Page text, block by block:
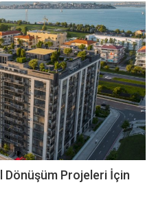
Dönüşüm Projeleri İçin